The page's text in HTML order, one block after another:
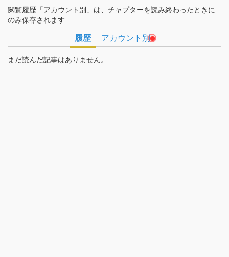
閲覧履歴「アカウント別」は、チャプターを読み終わったときに
のみ保存されます
履歴 アカウント別
まだ読んだ記事はありません。